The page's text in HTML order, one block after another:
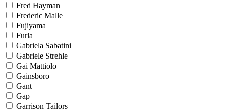
Fred Hayman
Frederic Malle
Fujiyama
Furla
Gabriela Sabatini
Gabriele Strehle
Gai Mattiolo
Gainsboro
Gant
Gap
Garrison Tailors